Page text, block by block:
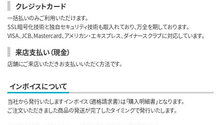
クレジットカード
一括払いのみご利用いただけます。
SSL暗号化技術と独自セキュリティ技術も取入れており、万全を期しております。
VISA、JCB、Mastercard、アメリカン・エキスプレス、ダイナースクラブに対応しています。
来店支払い（現金）
店舗にご来店いただきお支払いいただく方法です。
インボイスについて
当社から発行いたしますインボイス（適格請求書）は「購入明細書」となります。
ご注文いただきました商品の発送が完了したタイミングで発行いたします。